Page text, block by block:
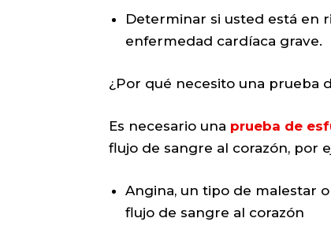
Determinar si usted está en
enfermedad cardíaca grave.
¿Por qué necesito una prueba
Es necesario una prueba de
flujo de sangre al corazón, por
Angina, un tipo de malestar
flujo de sangre al corazón